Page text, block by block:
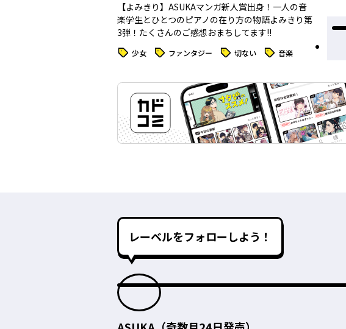
【よみきり】ASUKAマンガ新人賞出身！一人の音
楽学生とひとつのピアノの在り方の物語――よみきり第
3弾！たくさんのご感想おまちしてます!!
タグ 少女 タグ ファンタジー タグ 切ない タグ 音楽
レーベルをフォローしよう！